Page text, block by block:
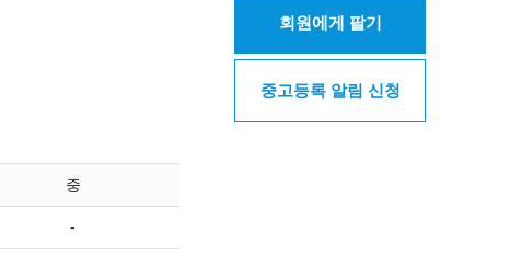
중
-
회원에게 팔기
중고등록 알림 신청